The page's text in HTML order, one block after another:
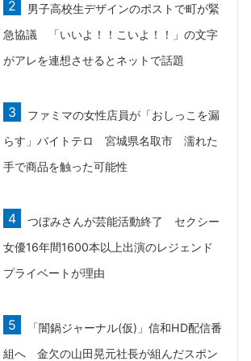
男子高校生デザインのポストで町が緊
急協議 「いいよ！！こいよ！！」の文字
がアレを連想させるとネットで話題
ファミマの女性店員が「おしっこを漏
らす」バイトテロ 宮城県名取市 濡れた
手で商品を触った可能性
つぼみさんが芸能活動終了 セクシー
女優16年間1600本以上出演のレジェンド
プライベートが理由
「闇鍋ジャーナル(仮)」信和HD配信番
組へ 金欠の山田晃元社長が組んだスポン